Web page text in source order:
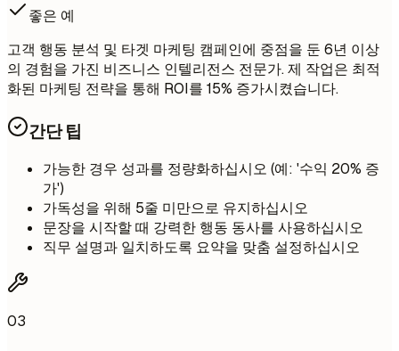
좋은 예
고객 행동 분석 및 타겟 마케팅 캠페인에 중점을 둔 6년 이상
의 경험을 가진 비즈니스 인텔리전스 전문가. 제 작업은 최적
화된 마케팅 전략을 통해 ROI를 15% 증가시켰습니다.
간단 팁
가능한 경우 성과를 정량화하십시오 (예: '수익 20% 증
가')
가독성을 위해 5줄 미만으로 유지하십시오
문장을 시작할 때 강력한 행동 동사를 사용하십시오
직무 설명과 일치하도록 요약을 맞춤 설정하십시오
03